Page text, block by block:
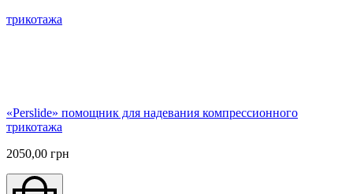
«Perslide» помощник для надевания компрессионного
трикотажа
2050,00 грн